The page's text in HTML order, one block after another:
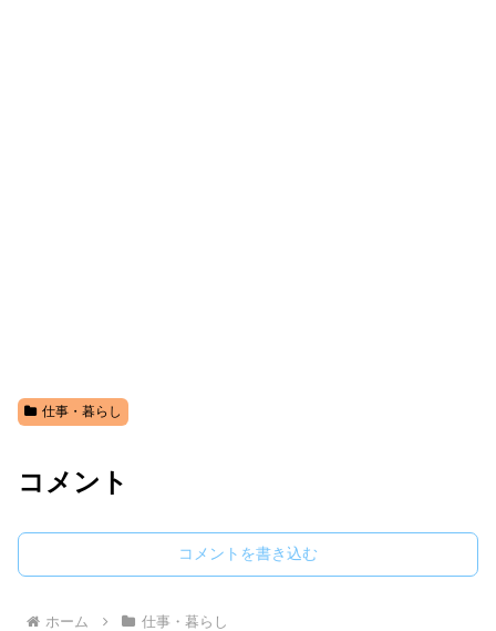
仕事・暮らし
コメント
コメントを書き込む
ホーム 仕事・暮らし